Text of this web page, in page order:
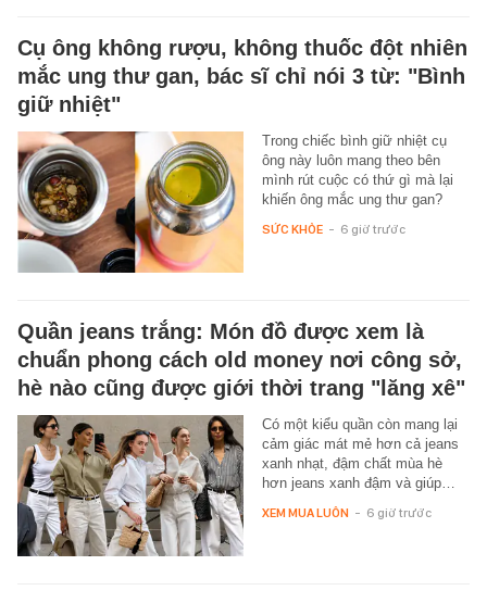
Cụ ông không rượu, không thuốc đột nhiên
mắc ung thư gan, bác sĩ chỉ nói 3 từ: "Bình
giữ nhiệt"
Trong chiếc bình giữ nhiệt cụ
ông này luôn mang theo bên
mình rút cuộc có thứ gì mà lại
khiến ông mắc ung thư gan?
SỨC KHỎE - 6 giờ trước
Quần jeans trắng: Món đồ được xem là
chuẩn phong cách old money nơi công sở,
hè nào cũng được giới thời trang "lăng xê"
Có một kiểu quần còn mang lại
cảm giác mát mẻ hơn cả jeans
xanh nhạt, đậm chất mùa hè
hơn jeans xanh đậm và giúp…
XEM MUA LUÔN - 6 giờ trước